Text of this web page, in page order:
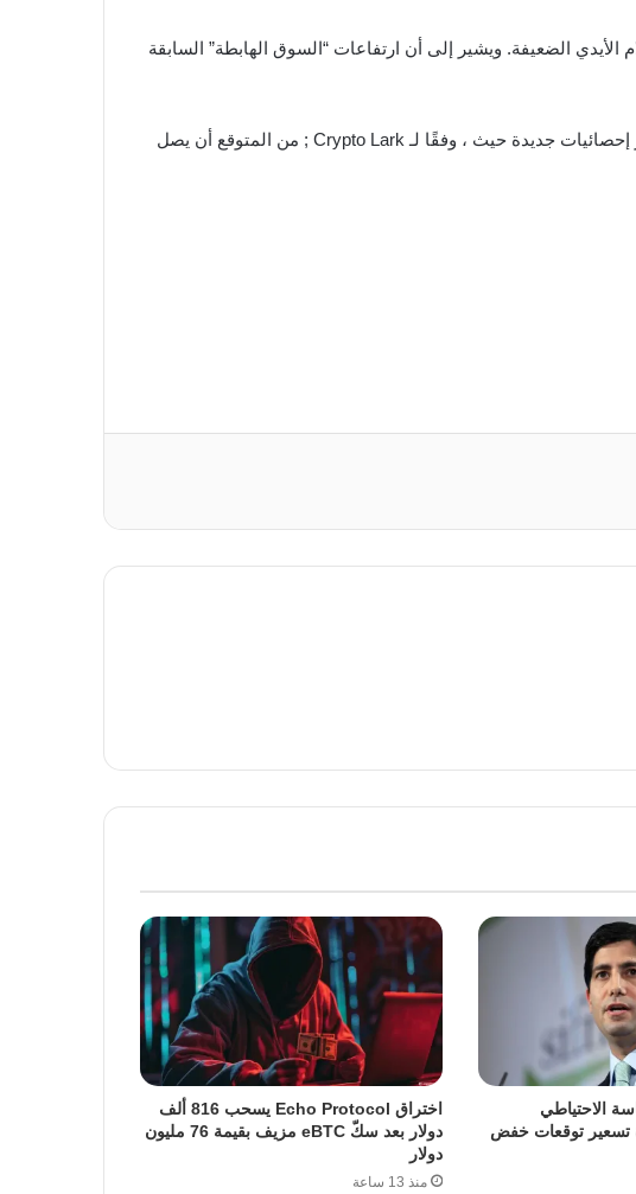
الضعيفة. ويشير إلى أن ارتفاعات “السوق الهابطة” السابقة
ألمح محلل الكريبتو مازحا إلى ضغوط شراء واردة للبيتكوين وسط ارتفاع التضخم. 12 يناير (الأربعاء) سيشهد إصدار إحصائيات جديدة حيث ، وفقًا لـ Crypto Lark ; من المتوقع أن يصل
الاحتياطي
تسعير توقعات خفض
اختراق Echo Protocol يسحب 816 ألف
دولار بعد سكّ eBTC مزيف بقيمة 76 مليون
دولار
منذ 13 ساعة